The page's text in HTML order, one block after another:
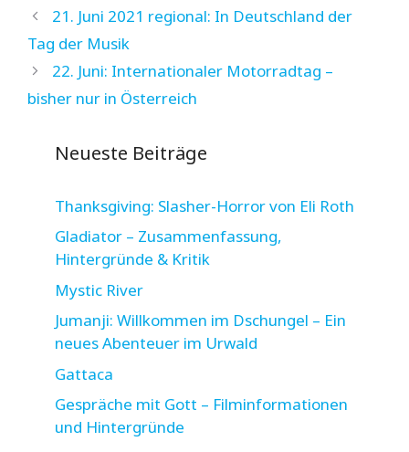
21. Juni 2021 regional: In Deutschland der
Tag der Musik
22. Juni: Internationaler Motorradtag –
bisher nur in Österreich
Neueste Beiträge
Thanksgiving: Slasher-Horror von Eli Roth
Gladiator – Zusammenfassung,
Hintergründe & Kritik
Mystic River
Jumanji: Willkommen im Dschungel – Ein
neues Abenteuer im Urwald
Gattaca
Gespräche mit Gott – Filminformationen
und Hintergründe